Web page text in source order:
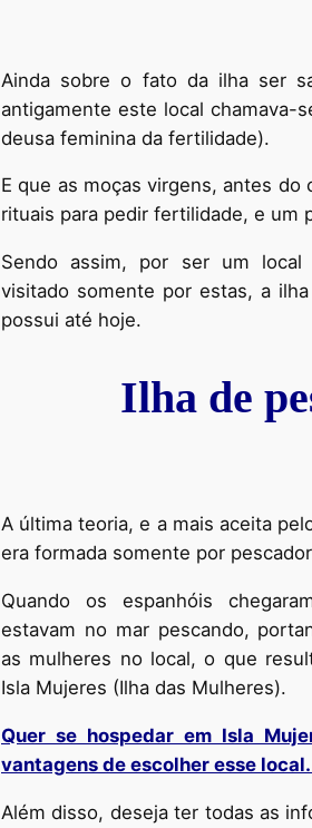
Ainda sobre o fato da ilha ser
antigamente este local chamava-
deusa feminina da fertilidade).
E que as moças virgens, antes do
rituais para pedir fertilidade, e um
Sendo assim, por ser um local
visitado somente por estas, a
possui até hoje.
Ilha de
A última teoria, e a mais aceita
era formada somente por
Quando os espanhóis
estavam no mar pescando,
as mulheres no local, o que
Isla Mujeres (Ilha das Mulheres).
Quer se hospedar em Isla
vantagens de escolher esse local.
Além disso, deseja ter todas as